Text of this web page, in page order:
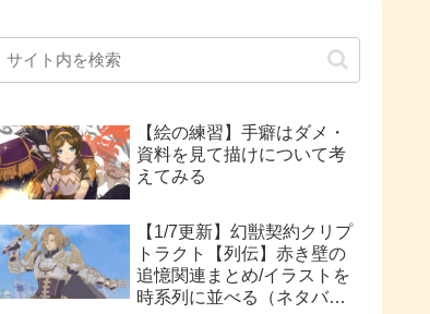
【絵の練習】手癖はダメ・
資料を見て描けについて考
えてみる
【1/7更新】幻獣契約クリプ
トラクト【列伝】赤き壁の
追憶関連まとめ/イラストを
時系列に並べる（ネタバレ